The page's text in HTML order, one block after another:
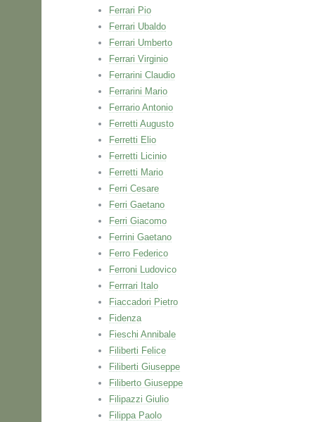
Ferrari Pio
Ferrari Ubaldo
Ferrari Umberto
Ferrari Virginio
Ferrarini Claudio
Ferrarini Mario
Ferrario Antonio
Ferretti Augusto
Ferretti Elio
Ferretti Licinio
Ferretti Mario
Ferri Cesare
Ferri Gaetano
Ferri Giacomo
Ferrini Gaetano
Ferro Federico
Ferroni Ludovico
Ferrrari Italo
Fiaccadori Pietro
Fidenza
Fieschi Annibale
Filiberti Felice
Filiberti Giuseppe
Filiberto Giuseppe
Filipazzi Giulio
Filippa Paolo